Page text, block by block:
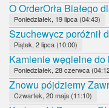
O OrderOrła Białego
Poniedziałek, 19 lipca (04:43)
Szuchewycz poróżnił
Piątek, 2 lipca (10:00)
Kamienie węgielne do
Poniedziałek, 28 czerwca
Znowu pójdziemy
Czwartek, 20 maja (11:10)